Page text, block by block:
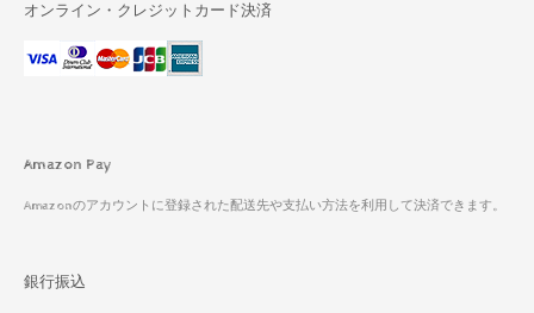
オンライン・クレジットカード決済
Amazon Pay
Amazonのアカウントに登録された配送先や支払い方法を利用して決済できます。
銀行振込